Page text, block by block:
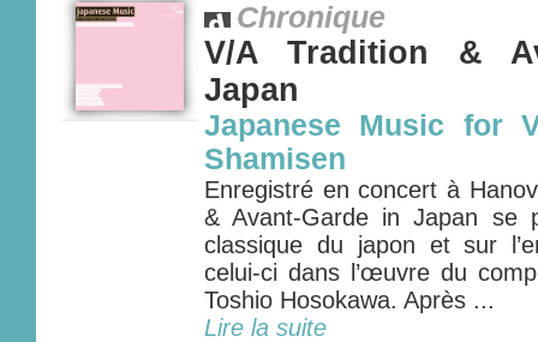
Chronique
V/A Tradition &
Japan
Japanese Music for
Shamisen
Enregistré en concert à
& Avant-Garde in Japan se
classique du japon et sur
celui-ci dans l’œuvre du
Toshio Hosokawa. Après ...
Lire la suite